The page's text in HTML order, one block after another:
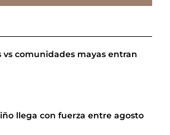
vs comunidades mayas entran
llega con fuerza entre agosto